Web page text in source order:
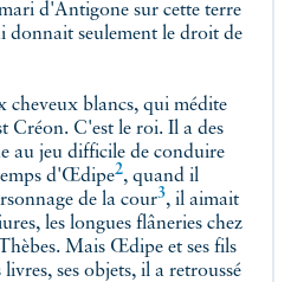
d'Antigone sur cette terre
donnait seulement le droit de
cheveux blancs, qui médite
Créon. C'est le roi. Il a des
au jeu difficile de conduire
d'Œdipe2, quand il
de la cour3, il aimait
les longues flâneries chez
Mais Œdipe et ses fils
ses objets, il a retroussé